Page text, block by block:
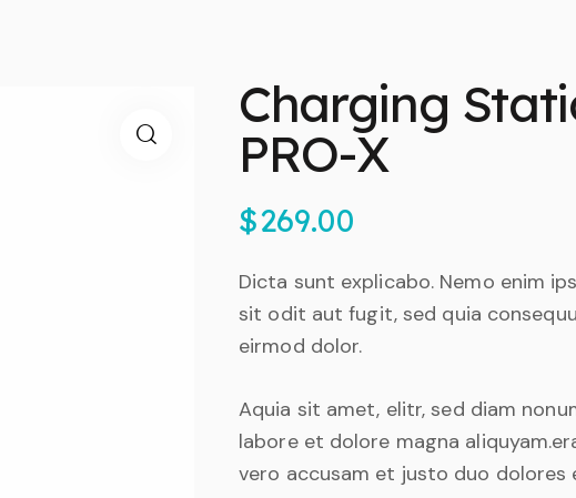
Charging
PRO-X
$269.00
Dicta sunt explicabo. Nemo enim
sit odit aut fugit, sed quia
eirmod dolor.
Aquia sit amet, elitr, sed diam
labore et dolore magna
vero accusam et justo duo dolores